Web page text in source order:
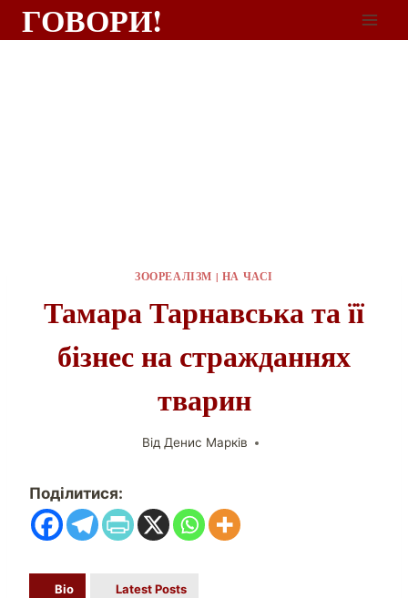
ГОВОРИ!
ЗООРЕАЛІЗМ | НА ЧАСІ
Тамара Тарнавська та її
бізнес на стражданнях
тварин
Від Денис Марків
Поділитися:
Bio Latest Posts